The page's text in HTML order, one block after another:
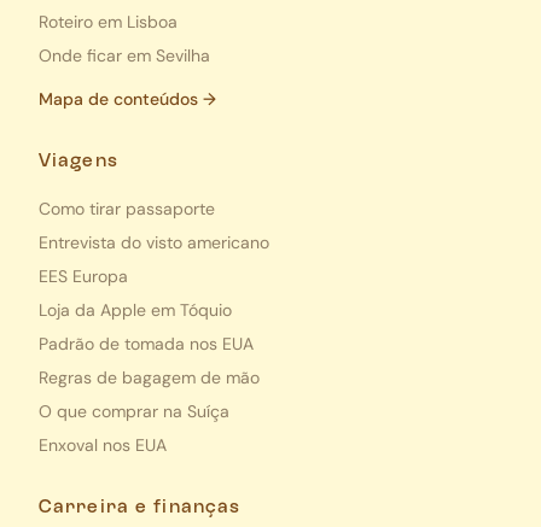
Roteiro em Lisboa
Onde ficar em Sevilha
Mapa de conteúdos →
Viagens
Como tirar passaporte
Entrevista do visto americano
EES Europa
Loja da Apple em Tóquio
Padrão de tomada nos EUA
Regras de bagagem de mão
O que comprar na Suíça
Enxoval nos EUA
Carreira e finanças